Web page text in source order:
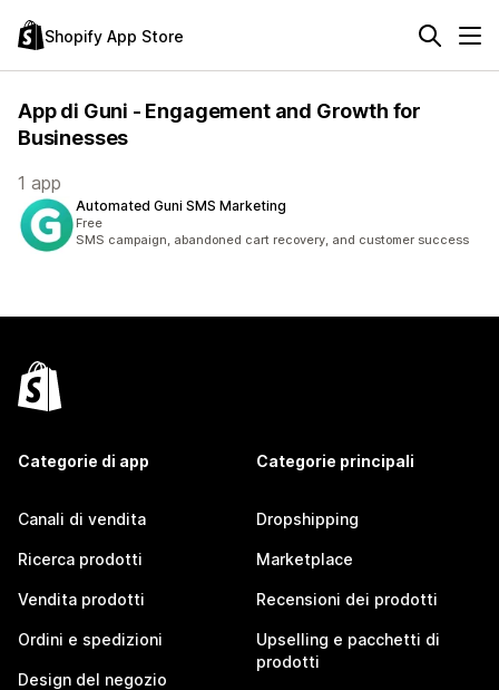
Shopify App Store
App di Guni - Engagement and Growth for
Businesses
1 app
Automated Guni SMS Marketing
Free
SMS campaign, abandoned cart recovery, and customer success
Categorie di app
Canali di vendita
Ricerca prodotti
Vendita prodotti
Ordini e spedizioni
Design del negozio
Categorie principali
Dropshipping
Marketplace
Recensioni dei prodotti
Upselling e pacchetti di
prodotti